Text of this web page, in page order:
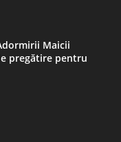
Maicii
pregătire pentru